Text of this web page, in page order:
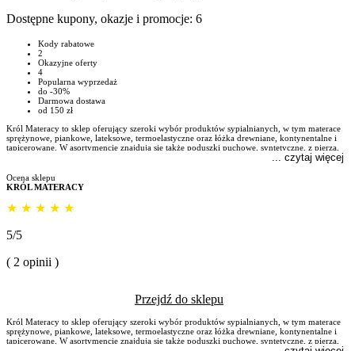
Dostępne kupony, okazje i promocje: 6
Kody rabatowe
2
Okazyjne oferty
4
Popularna wyprzedaż
do -30%
Darmowa dostawa
od 150 zł
Król Materacy to sklep oferujący szeroki wybór produktów sypialnianych, w tym materace
sprężynowe, piankowe, lateksowe, termoelastyczne oraz łóżka drewniane, kontynentalne i
tapicerowane. W asortymencie znajdują się także poduszki puchowe, syntetyczne, z pierza,
profilowane, dziecięce oraz kołdry puchowe, syntetyczne, z pierza, termoaktywne i
materac, prześcieradła, pokrowce na materac, produkty obciążeniowe, pościele i poszewki
oraz stelaże elektryczne, regulowane i tradycyjne. Współpracuje z renomowanymi markami,
150 zł oraz możliwość płatności w 15 ratach z oprocentowaniem 0%. ([krolmateracy.pl]
(https://krolmateracy.pl/?utm_source=openai))
... czytaj więcej
Ocena sklepu
KRÓL MATERACY
★ ★ ★ ★ ★
5/5
( 2 opinii )
Przejdź do sklepu
Król Materacy to sklep oferujący szeroki wybór produktów sypialnianych, w tym materace
sprężynowe, piankowe, lateksowe, termoelastyczne oraz łóżka drewniane, kontynentalne i
tapicerowane. W asortymencie znajdują się także poduszki puchowe, syntetyczne, z pierza,